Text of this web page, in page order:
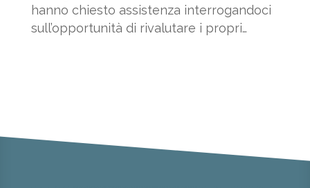
hanno chiesto assistenza interrogandoci
sull’opportunità di rivalutare i propri